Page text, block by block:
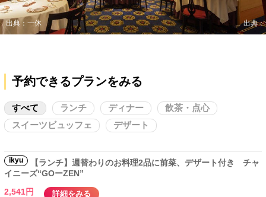
出典：一休 出典
予約できるプランをみる
すべて
ikyu
【ランチ】週替わりのお料理2品に前菜、デザート付き チャ
イニーズ“GOーZEN”
2,541円
詳細をみる
ランチ ディナー
飲茶・点心
スイーツビュッフェ
デザート